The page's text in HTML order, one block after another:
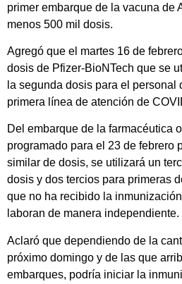
primer embarque de la vacuna de
menos 500 mil dosis.
Agregó que el martes 16 de
dosis de Pfizer-BioNTech que se
la segunda dosis para el personal
primera línea de atención de
Del embarque de la farmacéutica
programado para el 23 de febrero
similar de dosis, se utilizará un
dosis y dos tercios para primeras
que no ha recibido la
laboran de manera independiente.
Aclaró que dependiendo de la
próximo domingo y de las que
embarques, podría iniciar la